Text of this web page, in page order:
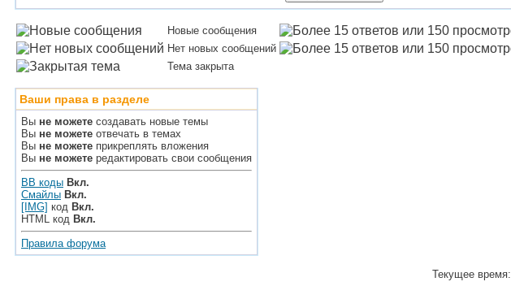
Новые сообщения
Нет новых сообщений
Тема закрыта
Ваши права в разделе
Вы не можете создавать новые темы
Вы не можете отвечать в темах
Вы не можете прикреплять вложения
Вы не можете редактировать свои сообщения
BB коды Вкл.
Смайлы Вкл.
[IMG] код Вкл.
HTML код Вкл.
Правила форума
Текущее время: